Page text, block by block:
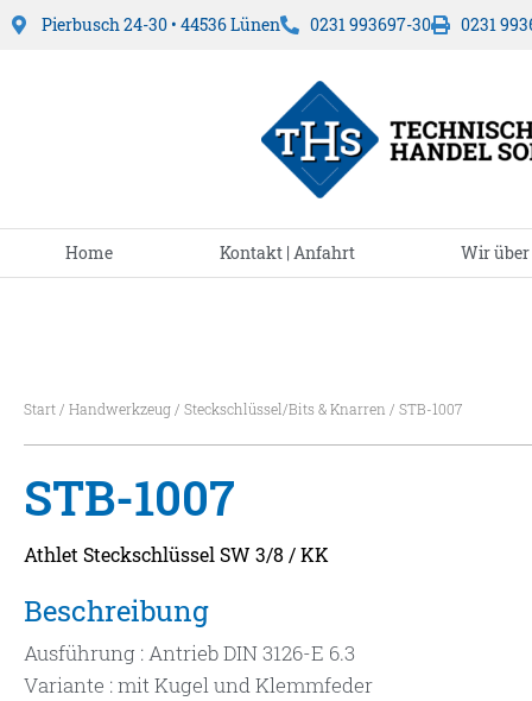
Pierbusch 24-30 • 44536 Lünen 0231 993697-30 0231
Home Kontakt | Anfahrt Wir
Start / Handwerkzeug / Steckschlüssel/Bits & Knarren / STB-1007
STB-1007
Athlet Steckschlüssel SW 3/8 / KK
Beschreibung
Ausführung : Antrieb DIN 3126-E 6.3
Variante : mit Kugel und Klemmfeder